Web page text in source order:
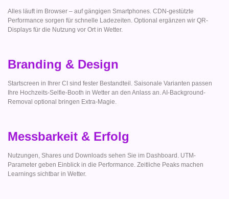
Alles läuft im Browser – auf gängigen Smartphones. CDN-gestützte
Performance sorgen für schnelle Ladezeiten. Optional ergänzen wir QR-
Displays für die Nutzung vor Ort in Wetter.
Branding & Design
Startscreen in Ihrer CI sind fester Bestandteil. Saisonale Varianten passen
Ihre Hochzeits-Selfie-Booth in Wetter an den Anlass an. AI-Background-
Removal optional bringen Extra-Magie.
Messbarkeit & Erfolg
Nutzungen, Shares und Downloads sehen Sie im Dashboard. UTM-
Parameter geben Einblick in die Performance. Zeitliche Peaks machen
Learnings sichtbar in Wetter.